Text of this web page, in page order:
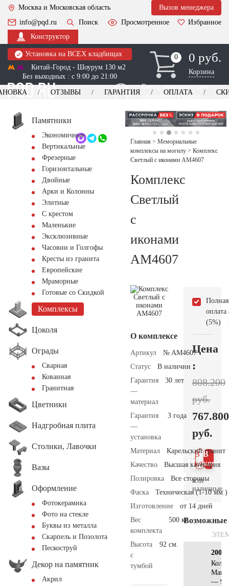
Москва и Московская область
Вызов менеджера
info@pqd.ru
Поиск Просмотренное
Избранное
Конструктор
Установка на ВСЕХ кладбищах
Китай-Город - Шоурум 130 м2
Без выходных : с 9:00 до 21:00
0
0 0 руб.
Корзина
Выезд менеджера для
оформления заказа
+7 (495) 518-44-23
Обратный звонок
ОТЗЫВЫ ГАРАНТИЯ ОПЛАТА
Памятники
Экономичные
Вертикальные
Фрезерные
Горизонтальные
Двойные
Арки и Колонны
Элитные
С крестом
Маленькие
Эксклюзивные
Часовни и Голгофы
Кресты из гранита
Европейские
Мраморные
Готовые со Скидкой
Комплексы
Цоколя
Ограды
Сварная
Кованная
Гранитная
Цветники
Надгробная плита
Столики, Лавочки
Вазы
Оформление
Фотокерамика
Фото на стекле
Буквы из металла
Скарпель и Позолота
Пескоструй
Декор на памятник
Акрил
Главная > Мемориальные
комплексы на могилу > Комплекс
Светлый с иконами AM4607
Комплекс
Светлый
с
иконами
AM4607
О комплексе
Артикул
№ AM4607
Статус
В наличии
Гарантия
—
материал
30 лет
Гарантия
—
установка
3 года
Материал
Карельский гранит
Качество
Высшая категория
Полировка
Все стороны
Фаска
Техническая (1-10 мм.)
Изготовление
от 14 дней
Вес
комплекта
500 кг.
Высота
с
тумбой
92 см.
Полная
оплата
(5%)
Цена
:
808.200
руб.
767.800
руб.
В
В 1
клик
или
наличные.
Возможные
—